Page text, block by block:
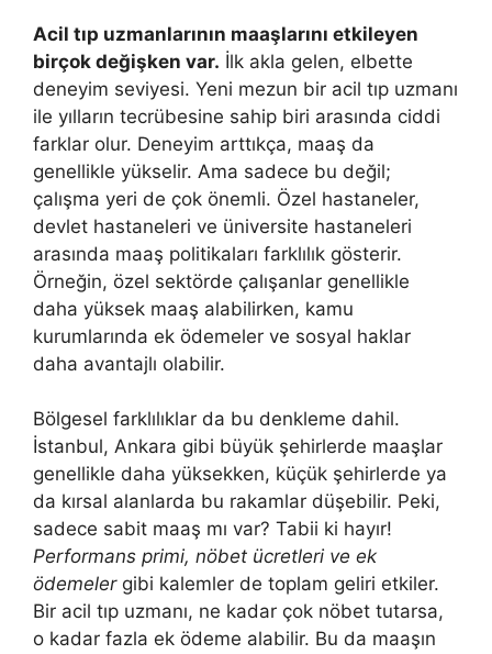
Acil tıp uzmanlarının maaşlarını etkileyen
birçok değişken var. İlk akla gelen, elbette
deneyim seviyesi. Yeni mezun bir acil tıp uzmanı
ile yılların tecrübesine sahip biri arasında ciddi
farklar olur. Deneyim arttıkça, maaş da
genellikle yükselir. Ama sadece bu değil;
çalışma yeri de çok önemli. Özel hastaneler,
devlet hastaneleri ve üniversite hastaneleri
arasında maaş politikaları farklılık gösterir.
Örneğin, özel sektörde çalışanlar genellikle
daha yüksek maaş alabilirken, kamu
kurumlarında ek ödemeler ve sosyal haklar
daha avantajlı olabilir.
Bölgesel farklılıklar da bu denkleme dahil.
İstanbul, Ankara gibi büyük şehirlerde maaşlar
genellikle daha yüksekken, küçük şehirlerde ya
da kırsal alanlarda bu rakamlar düşebilir. Peki,
sadece sabit maaş mı var? Tabii ki hayır!
Performans primi, nöbet ücretleri ve ek
ödemelergibi kalemler de toplam geliri etkiler.
Bir acil tıp uzmanı, ne kadar çok nöbet tutarsa,
o kadar fazla ek ödeme alabilir. Bu da maaşın